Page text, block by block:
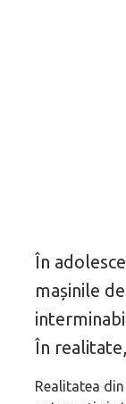
În
mașinile
În
Realitatea